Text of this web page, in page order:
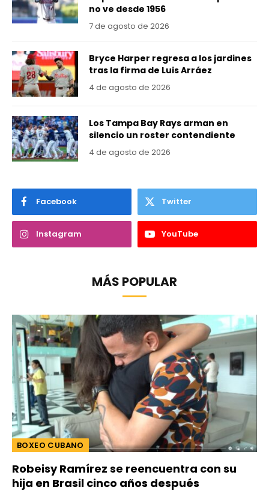
no ve desde 1956
7 de agosto de 2026
Bryce Harper regresa a los jardines
tras la firma de Luis Arráez
4 de agosto de 2026
Los Tampa Bay Rays arman en
silencio un roster contendiente
4 de agosto de 2026
Facebook Twitter
Instagram YouTube
MÁS POPULAR
BOXEO CUBANO
Robeisy Ramírez se reencuentra con su
hija en Brasil cinco años después